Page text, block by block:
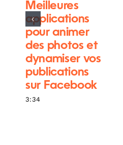
Meilleures
applications
pour animer
des photos et
dynamiser vos
publications
sur Facebook
3:34